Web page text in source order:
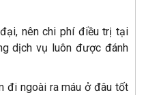
nên chi phí điều trị tại
dịch vụ luôn được đánh
đi ngoài ra máu ở đâu tốt